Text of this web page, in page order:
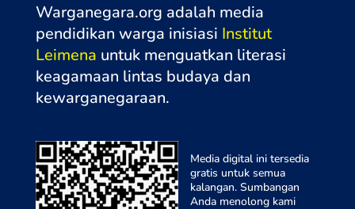
Warganegara.org adalah media
pendidikan warga inisiasi Institut
Leimena untuk menguatkan literasi
keagamaan lintas budaya dan
kewarganegaraan.
Media digital ini tersedia
gratis untuk semua
kalangan. Sumbangan
Anda menolong kami